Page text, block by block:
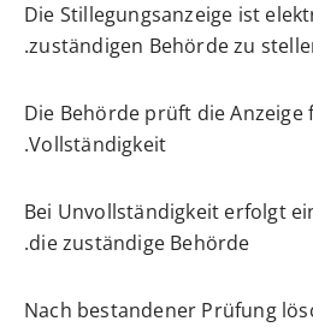
Die Stillegungsanzeige ist
zuständigen Behörde zu
Die Behörde prüft die
Vollständigkeit.
Bei Unvollständigkeit erfolgt
die zuständige Behörde.
Nach bestandener Prüfung